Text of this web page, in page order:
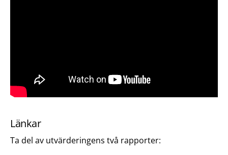
Länkar
Ta del av utvärderingens två rapporter: